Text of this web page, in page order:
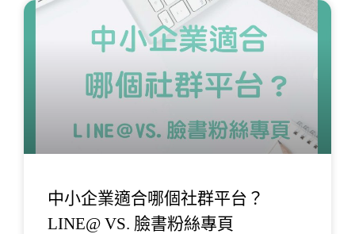
中小企業適合哪個社群平台？
LINE@ VS. 臉書粉絲專頁
頁
面
頁
面